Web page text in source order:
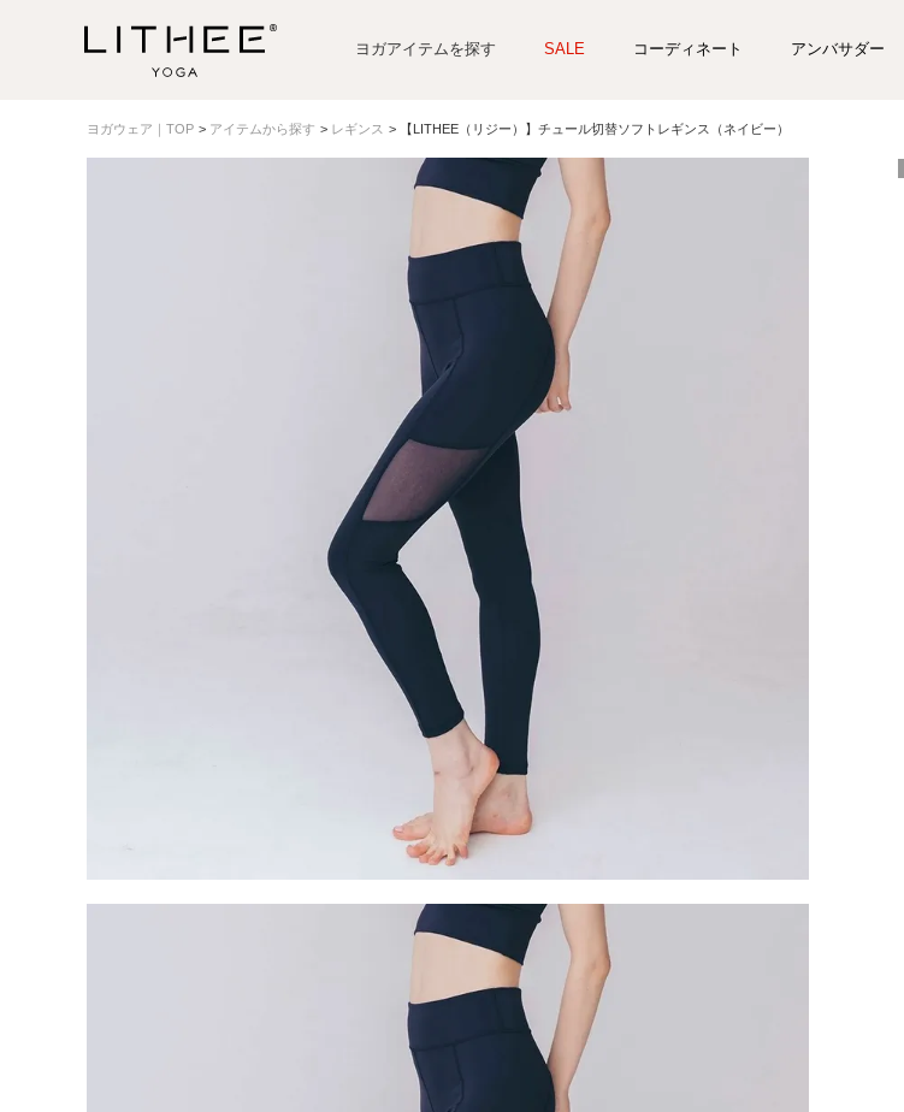
ヨガアイテムを探す SALE コーディネート アンバサダー
ヨガウェア｜TOP アイテムから探す レギンス 【LITHEE（リジー）】チュール切替ソフトレギンス（ネイビー）